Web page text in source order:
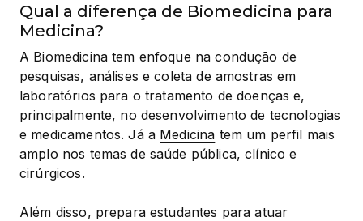
Qual a diferença de Biomedicina para
Medicina?
A Biomedicina tem enfoque na condução de
pesquisas, análises e coleta de amostras em
laboratórios para o tratamento de doenças e,
principalmente, no desenvolvimento de tecnologias
e medicamentos. Já a Medicina tem um perfil mais
amplo nos temas de saúde pública, clínico e
cirúrgicos.
Além disso, prepara estudantes para atuar